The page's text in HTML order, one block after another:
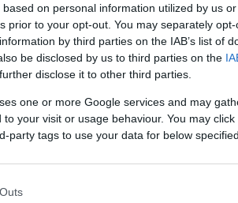
on personal information utilized by us
prior to your opt-out. You may separately
by third parties on the IAB’s list of
be disclosed by us to third parties on the
disclose it to other third parties.
one or more Google services and may
your visit or usage behaviour. You may
party tags to use your data for below